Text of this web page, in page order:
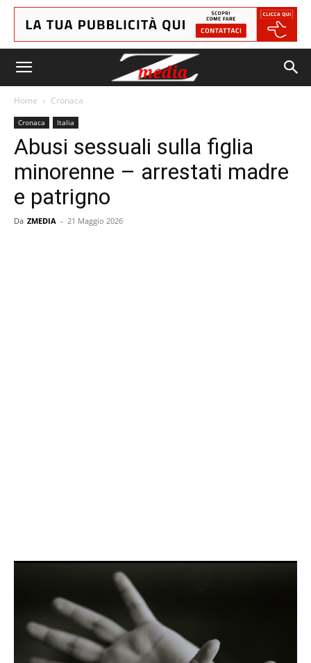
Home Cronaca
Cronaca Italia
Abusi sessuali sulla figlia
minorenne – arrestati madre
e patrigno
Da ZMEDIA - 21 Maggio 2026